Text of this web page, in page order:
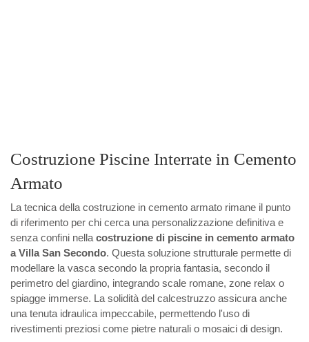
Costruzione Piscine Interrate in Cemento
Armato
La tecnica della costruzione in cemento armato rimane il punto
di riferimento per chi cerca una personalizzazione definitiva e
senza confini nellacostruzione di piscine in cemento armato
a Villa San Secondo. Questa soluzione strutturale permette di
modellare la vasca secondo la propria fantasia, secondo il
perimetro del giardino, integrando scale romane, zone relax o
spiagge immerse. La solidità del calcestruzzo assicura anche
una tenuta idraulica impeccabile, permettendo l'uso di
rivestimenti preziosi come pietre naturali o mosaici di design.